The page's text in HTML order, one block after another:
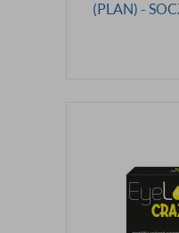
(PLAN) -